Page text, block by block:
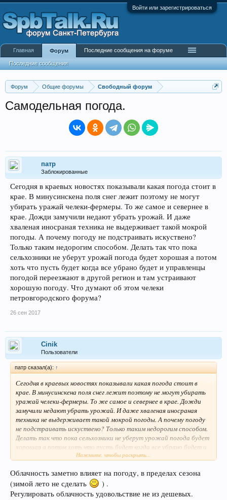
Войти или зарегистрироваться
Форум Общие форумы Свободный форум
Самодельная погода.
патр
Заблокированные
Сегодня в краевых новостях показывали какая погода стоит в
крае. В минусинскена поля снег лежит поэтому не могут
убирать уражай челеки-фермеры. То же самое и севернее в
крае. Дожди замучили недают убрать урожай. И даже
хваленая иносраная техника не выдерживает такой мокрой
погоды. А почему погоду не подстраивать искуствено?
Только таким недорогим способом. Делать так что пока
сельхозники не уберут урожай погода будет хорошая а потом
хоть что пусть будет когда все убрано будет и управленцы
погодой переезжают в другой регион и там устраивают
хорошую погоду. Что думают об этом челеки
петровгородского форума?
26 сен 2017
Cinik
Пользователи
патр сказал(а): ↑
Сегодня в краевых новостях показывали какая погода стоит в
крае. В минусинскена поля снег лежит поэтому не могут убирать
уражай челеки-фермеры. То же самое и севернее в крае. Дожди
замучили недают убрать урожай. И даже хваленая иносраная
техника не выдерживает такой мокрой погоды. А почему погоду
не подстраивать искуствено? Только таким недорогим способом.
Делать так что пока сельхозники не уберут урожай погода будет
хорошая а потом хоть что пусть будет когда все убрано будет и
управленцы погодой переезжают в другой регион и там
петровгородского форума?
Нажмите, чтобы раскрыть...
Облачность заметно влияет на погоду, в пределах сезона
(зимой лето не сделать
) .
Регулировать облачность удовольствие не из дешевых.
Главная Форум
Последние сообщения
Последние сообщения на форуме